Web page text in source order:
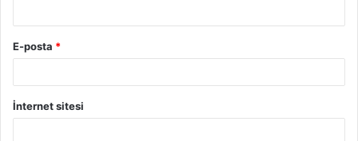
E-posta *
İnternet sitesi